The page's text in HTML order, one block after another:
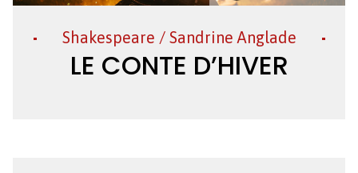
Création
Shakespeare / Sandrine Anglade
LE CONTE D’HIVER